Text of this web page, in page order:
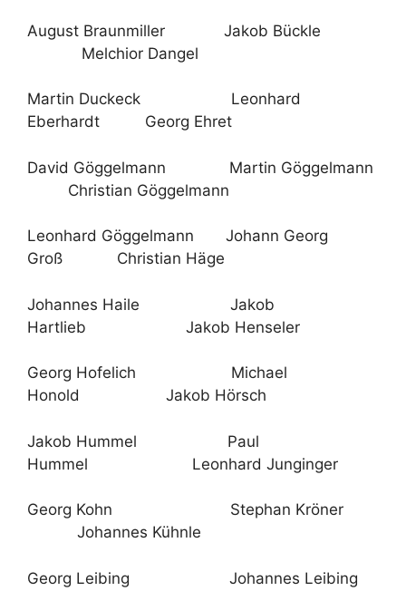
August Braunmiller Jakob Bückle
Melchior Dangel
Martin Duckeck Leonhard
Eberhardt Georg Ehret
David Göggelmann Martin Göggelmann
Christian Göggelmann
Leonhard Göggelmann Johann Georg
Groß Christian Häge
Johannes Haile Jakob
Hartlieb Jakob Henseler
Georg Hofelich Michael
Honold Jakob Hörsch
Jakob Hummel Paul
Hummel Leonhard Junginger
Georg Kohn Stephan Kröner
Johannes Kühnle
Georg Leibing Johannes Leibing